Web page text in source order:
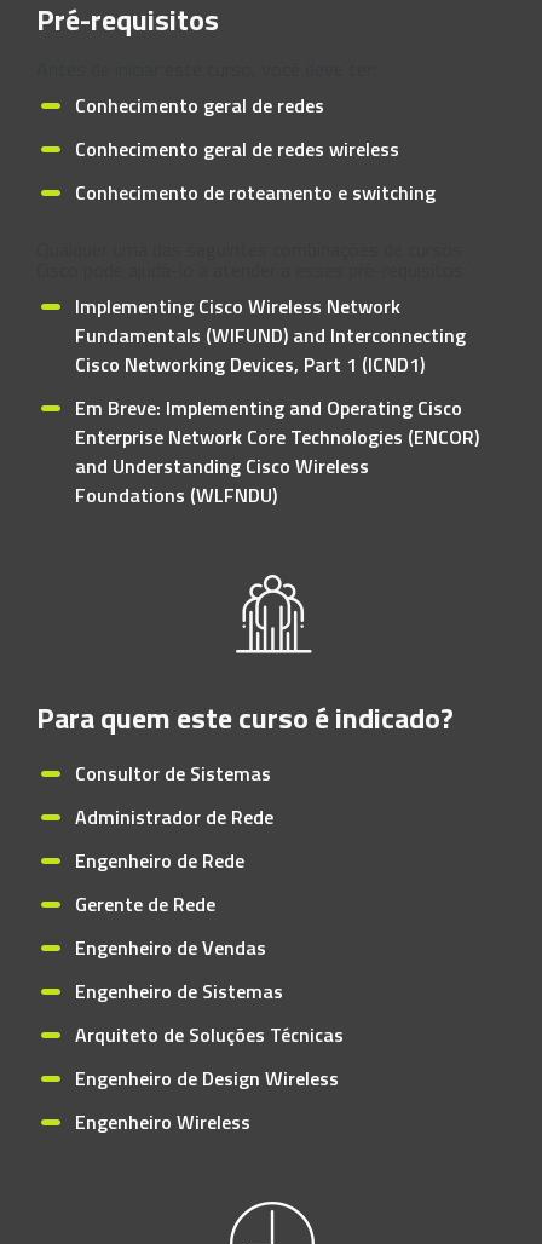
Pré-requisitos
Conhecimento geral de redes
Conhecimento geral de redes wireless
Conhecimento de roteamento e switching
Implementing Cisco Wireless Network
Fundamentals (WIFUND) and Interconnecting
Cisco Networking Devices, Part 1 (ICND1)
Em Breve: Implementing and Operating Cisco
Enterprise Network Core Technologies (ENCOR)
and Understanding Cisco Wireless
Foundations (WLFNDU)
Para quem este curso é indicado?
Consultor de Sistemas
Administrador de Rede
Engenheiro de Rede
Gerente de Rede
Engenheiro de Vendas
Engenheiro de Sistemas
Arquiteto de Soluções Técnicas
Engenheiro de Design Wireless
Engenheiro Wireless